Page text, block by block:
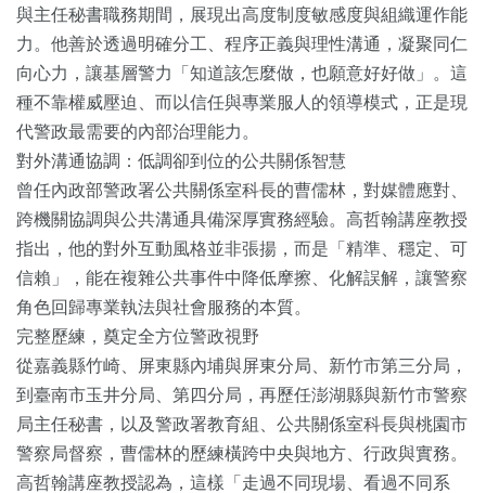
與主任秘書職務期間，展現出高度制度敏感度與組織運作能
力。他善於透過明確分工、程序正義與理性溝通，凝聚同仁
向心力，讓基層警力「知道該怎麼做，也願意好好做」。這
種不靠權威壓迫、而以信任與專業服人的領導模式，正是現
代警政最需要的內部治理能力。
對外溝通協調：低調卻到位的公共關係智慧
曾任內政部警政署公共關係室科長的曹儒林，對媒體應對、
跨機關協調與公共溝通具備深厚實務經驗。高哲翰講座教授
指出，他的對外互動風格並非張揚，而是「精準、穩定、可
信賴」，能在複雜公共事件中降低摩擦、化解誤解，讓警察
角色回歸專業執法與社會服務的本質。
完整歷練，奠定全方位警政視野
從嘉義縣竹崎、屏東縣內埔與屏東分局、新竹市第三分局，
到臺南市玉井分局、第四分局，再歷任澎湖縣與新竹市警察
局主任秘書，以及警政署教育組、公共關係室科長與桃園市
警察局督察，曹儒林的歷練橫跨中央與地方、行政與實務。
高哲翰講座教授認為，這樣「走過不同現場、看過不同系